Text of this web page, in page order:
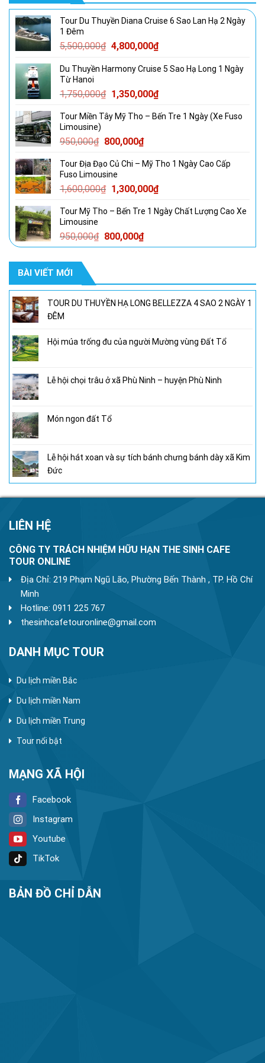
Tour Du Thuyền Diana Cruise 6 Sao Lan Hạ 2 Ngày
1 Đêm
5,500,000₫ Giá
là:
4,800,000₫Giá
tại
4,800,000₫.
Du Thuyền Harmony Cruise 5 Sao Hạ Long 1 Ngày
Từ Hanoi
1,750,000₫ Giá
là:
1,350,000₫Giá
tại
Tour Miền Tây Mỹ Tho – Bến Tre 1 Ngày (Xe Fuso
Limousine)
950,000₫ Giá
là:
950,000₫.
800,000₫Giá
tại
800,000₫.
Tour Địa Đạo Củ Chi – Mỹ Tho 1 Ngày Cao Cấp
Fuso Limousine
1,600,000₫ Giá
là:
1,300,000₫Giá
tại
Tour Mỹ Tho – Bến Tre 1 Ngày Chất Lượng Cao Xe
Limousine
950,000₫ Giá
gốc
800,000₫Giá
hiện
800,000₫.
BÀI VIẾT MỚI
TOUR DU THUYỀN HẠ LONG BELLEZZA 4 SAO 2 NGÀY 1
ĐÊM
Hội múa trống đu của người Mường vùng Đất Tổ
Lễ hội chọi trâu ở xã Phù Ninh – huyện Phù Ninh
Món ngon đất Tổ
Lễ hội hát xoan và sự tích bánh chưng bánh dày xã Kim
Đức
LIÊN HỆ
CÔNG TY TRÁCH NHIỆM HỮU HẠN THE SINH CAFE
TOUR ONLINE
Địa Chỉ: 219 Phạm Ngũ Lão, Phường Bến Thành , TP. Hồ Chí
Minh
Hotline: 0911 225 767
thesinhcafetouronline@gmail.com
DANH MỤC TOUR
Du lịch miền Bắc
Du lịch miền Nam
Du lịch miền Trung
Tour nổi bật
MẠNG XÃ HỘI
Facebook
Instagram
Youtube
TikTok
BẢN ĐỒ CHỈ DẪN